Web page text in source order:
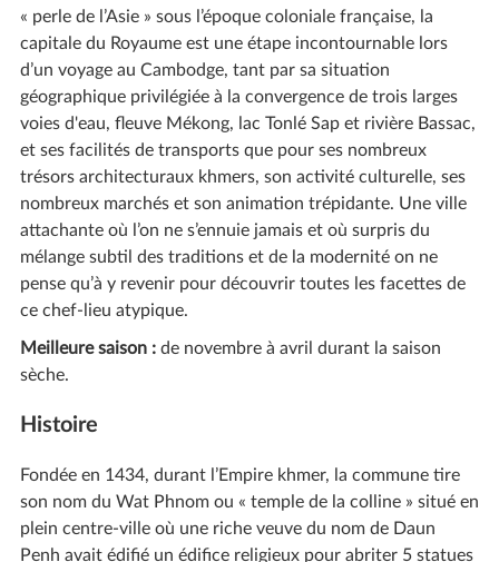
« perle de l’Asie » sous l’époque coloniale française, la
capitale du Royaume est une étape incontournable lors
d’un voyage au Cambodge, tant par sa situation
géographique privilégiée à la convergence de trois larges
voies d'eau, fleuve Mékong, lac Tonlé Sap et rivière Bassac,
et ses facilités de transports que pour ses nombreux
trésors architecturaux khmers, son activité culturelle, ses
nombreux marchés et son animation trépidante. Une ville
attachante où l’on ne s’ennuie jamais et où surpris du
mélange subtil des traditions et de la modernité on ne
pense qu’à y revenir pour découvrir toutes les facettes de
ce chef-lieu atypique.
Meilleure saison :de novembre à avril durant la saison
sèche.
Histoire
Fondée en 1434, durant l’Empire khmer, la commune tire
son nom du Wat Phnom ou « temple de la colline » situé en
plein centre-ville où une riche veuve du nom de Daun
Penh avait édifié un édifice religieux pour abriter 5 statues